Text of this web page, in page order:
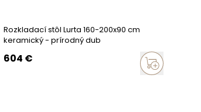
Rozkladací stôl Lurta 160-200x90 cm
keramický - prírodný dub
604 €